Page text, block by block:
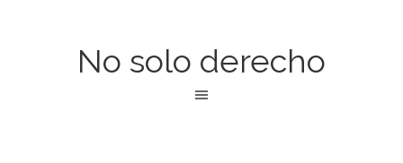
No solo derecho